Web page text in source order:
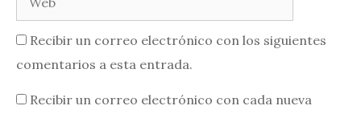
Recibir un correo electrónico con los siguientes
comentarios a esta entrada.
Recibir un correo electrónico con cada nueva